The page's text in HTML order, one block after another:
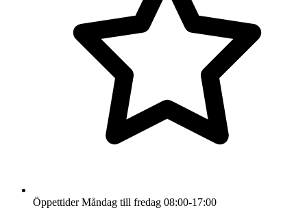
Öppettider Måndag till fredag 08:00-17:00